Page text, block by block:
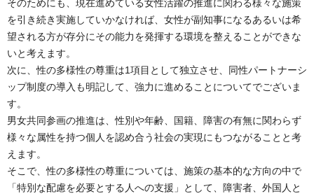
そのためにも、現在進めている女性活躍の推進に関わる様々な施策
を引き続き実施していかなければ、女性が副知事になるあるいは希
望される方が存分にその能力を発揮する環境を整えることができな
いと考えます。
次に、性の多様性の尊重は1項目として独立させ、同性パートナーシ
ップ制度の導入も明記して、強力に進めることについてでございま
す。
男女共同参画の推進は、性別や年齢、国籍、障害の有無に関わらず
様々な属性を持つ個人を認め合う社会の実現にもつながることと考
えます。
そこで、性の多様性の尊重については、施策の基本的な方向の中で
「特別な配慮を必要とする人への支援」として、障害者、外国人と